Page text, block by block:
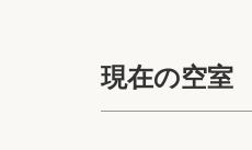
現在の空室